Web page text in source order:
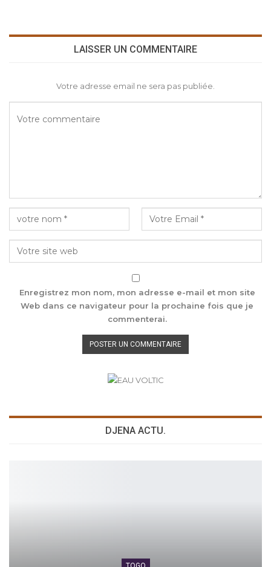
LAISSER UN COMMENTAIRE
Votre adresse email ne sera pas publiée.
Enregistrez mon nom, mon adresse e-mail et mon site
Web dans ce navigateur pour la prochaine fois que je
commenterai.
DJENA ACTU.